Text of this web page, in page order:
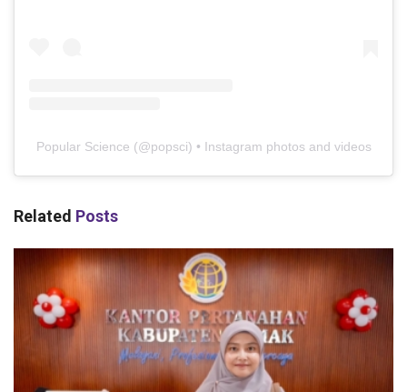
Popular Science (@popsci) • Instagram photos and videos
Related Posts